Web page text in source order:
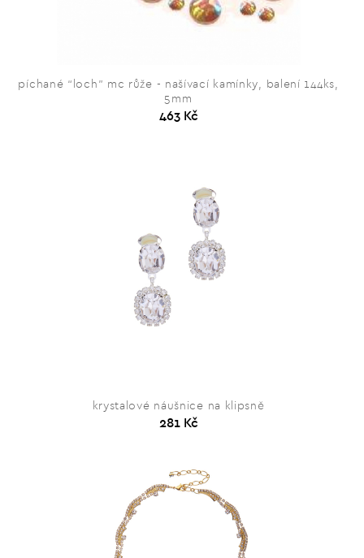
píchané “loch” mc růže - našívací kamínky, balení 144ks,
5mm
463 Kč
krystalové náušnice na klipsně
281 Kč